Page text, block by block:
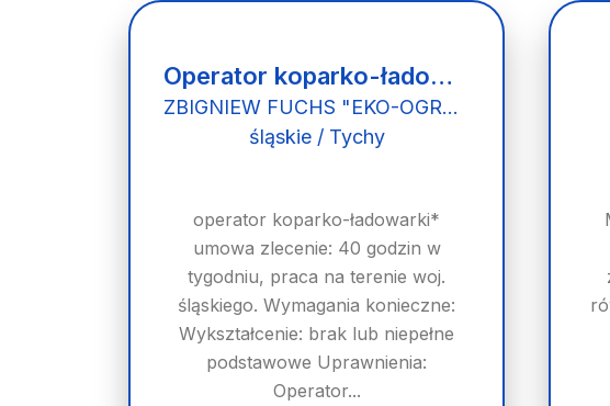
Operator koparko-ładowarki (k/m)
ZBIGNIEW FUCHS "EKO-OGRÓD" Z.F. KONSERWACJA TERENÓW ZIELONYCH
śląskie / Tychy
operator koparko-ładowarki*
umowa zlecenie: 40 godzin w
tygodniu, praca na terenie woj.
śląskiego. Wymagania konieczne:
Wykształcenie: brak lub niepełne
podstawowe Uprawnienia:
Operator...